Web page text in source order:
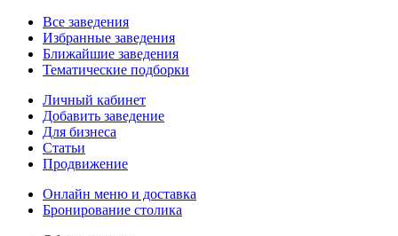
Все заведения
Избранные заведения
Ближайшие заведения
Тематические подборки
Личный кабинет
Добавить заведение
Для бизнеса
Статьи
Продвижение
Онлайн меню и доставка
Бронирование столика